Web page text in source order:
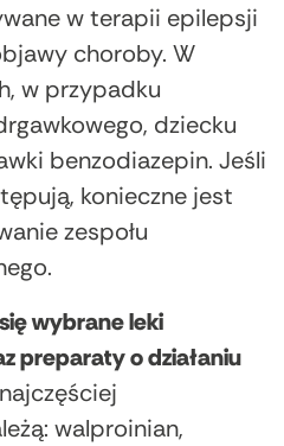
w terapii epilepsji
choroby. W
w przypadku
dziecku
benzodiazepin. Jeśli
konieczne jest
zespołu
wybrane leki
preparaty o działaniu
walproinian,